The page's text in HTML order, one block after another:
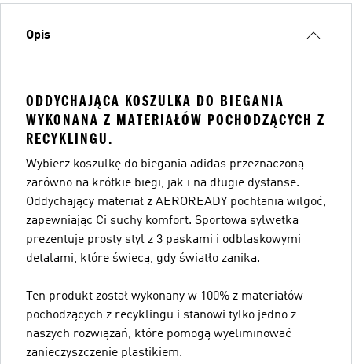
Opis
ODDYCHAJĄCA KOSZULKA DO BIEGANIA
WYKONANA Z MATERIAŁÓW POCHODZĄCYCH Z
RECYKLINGU.
Wybierz koszulkę do biegania adidas przeznaczoną
zarówno na krótkie biegi, jak i na długie dystanse.
Oddychający materiał z AEROREADY pochłania wilgoć,
zapewniając Ci suchy komfort. Sportowa sylwetka
prezentuje prosty styl z 3 paskami i odblaskowymi
detalami, które świecą, gdy światło zanika.
Ten produkt został wykonany w 100% z materiałów
pochodzących z recyklingu i stanowi tylko jedno z
naszych rozwiązań, które pomogą wyeliminować
zanieczyszczenie plastikiem.